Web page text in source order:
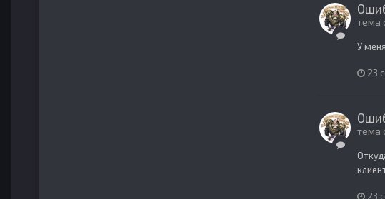
тема
У
23
тема
23